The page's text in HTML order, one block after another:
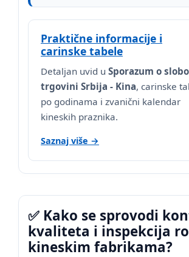
Praktične informacije i
carinske tabele
Detaljan uvid u Sporazum o
trgovini Srbija - Kina, carinske
po godinama i zvanični kalendar
kineskih praznika.
Saznaj više →
✅ Kako se sprovodi
kvaliteta i inspekcija
kineskim fabrikama?